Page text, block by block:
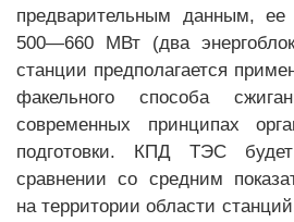
предварительным данным, ее
500—660 МВт (два
станции предполагается
факельного способа
современных принципах
подготовки. КПД ТЭС
сравнении со средним
на территории области